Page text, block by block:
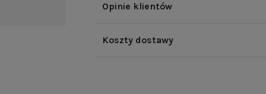
Opinie klientów
Koszty dostawy